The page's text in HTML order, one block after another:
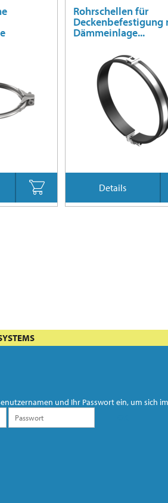
Rohrschellen für
Deckenbefestigung
Dämmeinlage...
Details
und Ihr Passwort ein, um sich